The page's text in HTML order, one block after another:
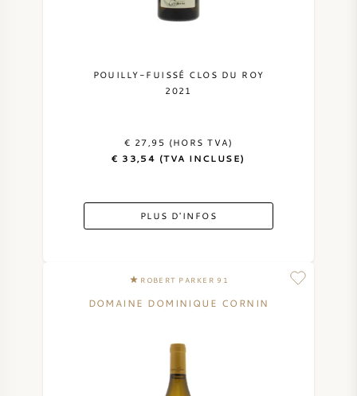
POUILLY-FUISSÉ CLOS DU ROY
2021
€ 27,95 (HORS TVA)
€ 33,54 (TVA INCLUSE)
PLUS D'INFOS
ROBERT PARKER 91
DOMAINE DOMINIQUE CORNIN